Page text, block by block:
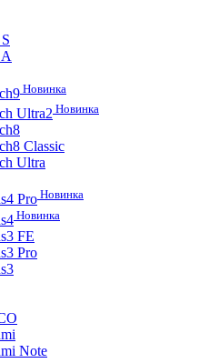
Новинка
Ultra2 Новинка
Classic
Ultra
Pro Новинка
Новинка
FE
Pro
Note